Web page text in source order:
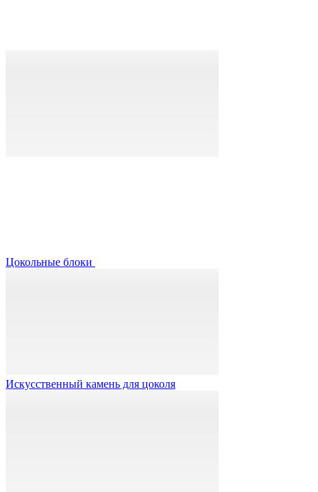
Цокольные блоки
Искусственный камень для цоколя